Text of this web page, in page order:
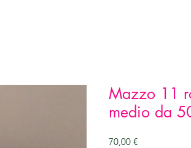
Mazzo 11
medio da
70,00 €Prezzo